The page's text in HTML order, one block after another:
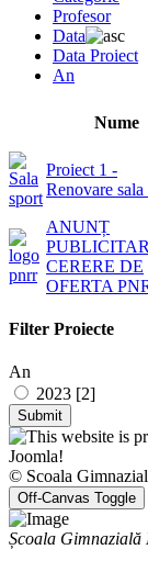
Profesor
Data
Data Proiect
An
Nume
Proiect 1 -
Renovare sala
ANUNȚ
PUBLICITAR
CERERE DE
OFERTA
Filter Proiecte
An
2023 [2]
© Scoala
Off-Canvas Toggle
Școala Gimnazială